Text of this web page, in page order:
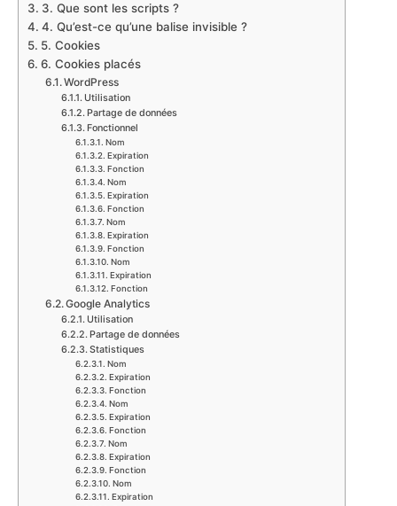
3. Que sont les scripts ?
4. Qu’est-ce qu’une balise invisible ?
5. Cookies
6. Cookies placés
WordPress
Utilisation
Partage de données
Fonctionnel
Nom
Expiration
Fonction
Nom
Expiration
Fonction
Nom
Expiration
Fonction
Nom
Expiration
Fonction
Google Analytics
Utilisation
Partage de données
Statistiques
Nom
Expiration
Fonction
Nom
Expiration
Fonction
Nom
Expiration
Fonction
Nom
Expiration